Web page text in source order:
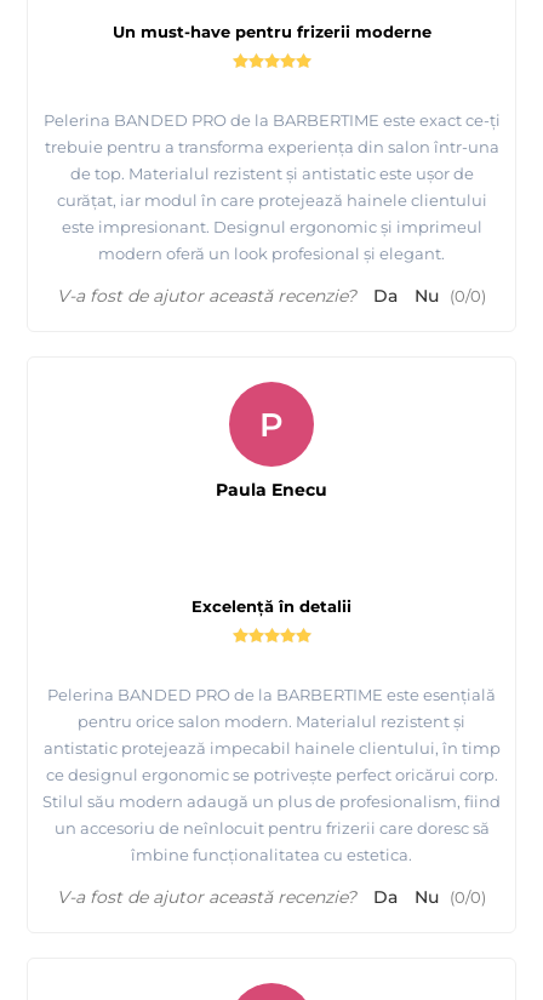
Un must-have pentru frizerii moderne
Pelerina BANDED PRO de la BARBERTIME este exact ce-ți
trebuie pentru a transforma experiența din salon într-una
de top. Materialul rezistent și antistatic este ușor de
curățat, iar modul în care protejează hainele clientului
este impresionant. Designul ergonomic și imprimeul
modern oferă un look profesional și elegant.
V-a fost de ajutor această recenzie? Da Nu (0/0)
Excelență în detalii
Pelerina BANDED PRO de la BARBERTIME este esențială
pentru orice salon modern. Materialul rezistent și
antistatic protejează impecabil hainele clientului, în timp
ce designul ergonomic se potrivește perfect oricărui corp.
Stilul său modern adaugă un plus de profesionalism, fiind
un accesoriu de neînlocuit pentru frizerii care doresc să
îmbine funcționalitatea cu estetica.
P
Paula Enecu
V-a fost de ajutor această recenzie? Da Nu (0/0)